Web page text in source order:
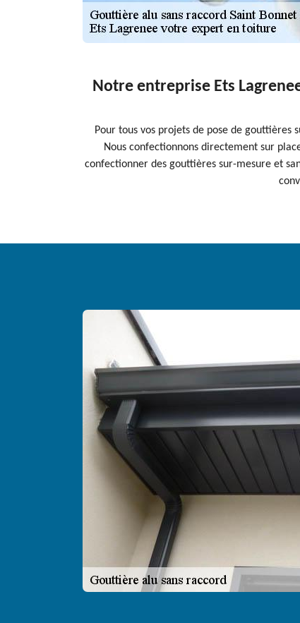
Notre entreprise Ets
Pour tous vos projets de pose de
Nous confectionnons directement sur
confectionner des gouttières sur-mesure et